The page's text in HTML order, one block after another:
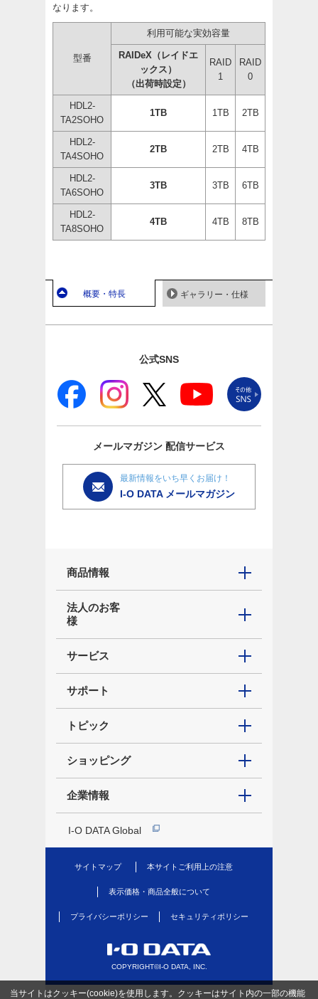
なります。
型番
利用可能な実効容量
RAIDeX（レイドエ
ックス）
（出荷時設定）
RAID
1
RAID
0
HDL2-
TA2SOHO
1TB 1TB 2TB
HDL2-
TA4SOHO
2TB 2TB 4TB
HDL2-
TA6SOHO
3TB 3TB 6TB
HDL2-
TA8SOHO
4TB 4TB 8TB
概要・特長 ギャラリー・仕様
公式SNS
メールマガジン 配信サービス
最新情報をいち早くお届け！
I-O DATA メールマガジン
商品情報
法人のお客
様
サービス
サポート
トピック
ショッピング
企業情報
I-O DATA Global
サイトマップ 本サイトご利用上の注意
表示価格・商品全般について
プライバシーポリシー セキュリティポリシー
COPYRIGHT©I-O DATA, INC.
当サイトはクッキー(cookie)を使用します。クッキーはサイト内の一部の機能